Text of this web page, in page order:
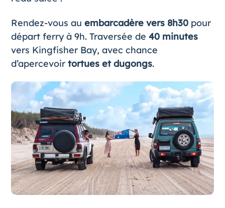
Rendez-vous au embarcadère vers 8h30pour
départ ferry à 9h. Traversée de 40 minutes
vers Kingfisher Bay, avec chance
d’apercevoir tortues et dugongs.